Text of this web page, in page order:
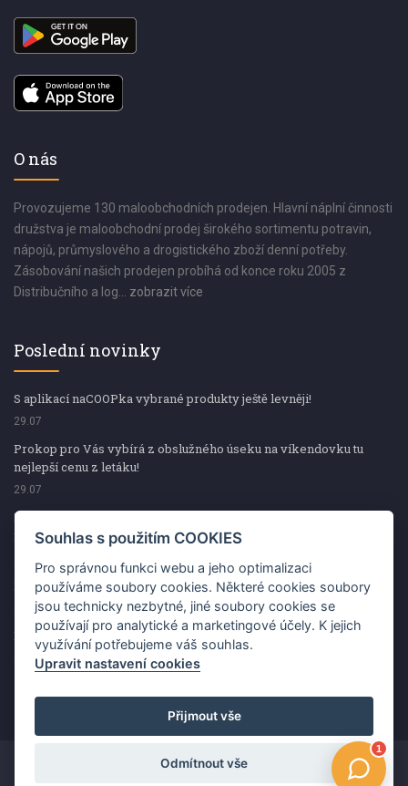
O nás
Provozujeme 130 maloobchodních prodejen. Hlavní náplní činnosti
družstva je maloobchodní prodej širokého sortimentu potravin,
nápojů, průmyslového a drogistického zboží denní potřeby.
Zásobování našich prodejen probíhá od konce roku 2005 z
Distribučního a log... zobrazit více
Poslední novinky
S aplikací naCOOPka vybrané produkty ještě levněji!
29.07
Prokop pro Vás vybírá z obslužného úseku na víkendovku tu
nejlepší cenu z letáku!
29.07
Prokop pro Vás vybírá z obslužného úseku na víkendovku tu
nejlepší cenu z letáku!
Kup špekáčky od Váhaly a vyhraj s naCOOPkou sekerku Fiskars
29.07
Prokop pro Vás vybírá na víkendovku ty nejlepší ceny z letáku!
29.07
Copyright ©2026 Jednota, spotřební družstvo v Hodoníně
Souhlas s použitím COOKIES
Pro správnou funkci webu a jeho optimalizaci
používáme soubory cookies. Některé cookies soubory
jsou technicky nezbytné, jiné soubory cookies se
používají pro analytické a marketingové účely. K jejich
využívání potřebujeme váš souhlas.
Upravit nastavení cookies
Přijmout vše
Odmítnout vše